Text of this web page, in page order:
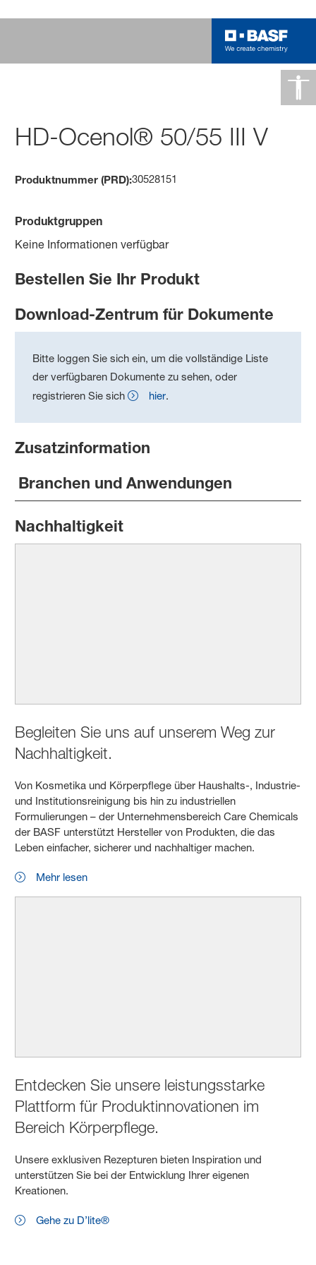
HD-Ocenol® 50/55 III V
Produktnummer (PRD):30528151
Produktgruppen
Keine Informationen verfügbar
Bestellen Sie Ihr Produkt
Download-Zentrum für Dokumente
Bitte loggen Sie sich ein, um die vollständige Liste
der verfügbaren Dokumente zu sehen, oder
registrieren Sie sich
hier.
Zusatzinformation
Branchen und Anwendungen
Nachhaltigkeit
Begleiten Sie uns auf unserem Weg zur
Nachhaltigkeit.
Von Kosmetika und Körperpflege über Haushalts-, Industrie-
und Institutionsreinigung bis hin zu industriellen
Formulierungen – der Unternehmensbereich Care Chemicals
der BASF unterstützt Hersteller von Produkten, die das
Leben einfacher, sicherer und nachhaltiger machen.
Mehr lesen
Entdecken Sie unsere leistungsstarke
Plattform für Produktinnovationen im
Bereich Körperpflege.
Unsere exklusiven Rezepturen bieten Inspiration und
unterstützen Sie bei der Entwicklung Ihrer eigenen
Kreationen.
Gehe zu D’lite®